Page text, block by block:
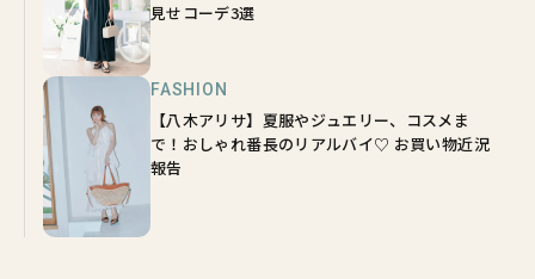
見せコーデ3選
FASHION
【八木アリサ】夏服やジュエリー、コスメま
で！おしゃれ番長のリアルバイ♡ お買い物近況
報告